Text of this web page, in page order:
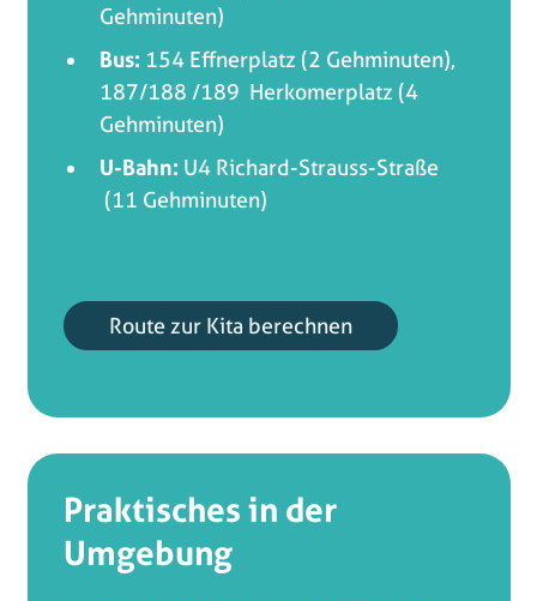
Gehminuten)
Bus: 154 Effnerplatz (2 Gehminuten),
187/188 /189 Herkomerplatz (4
Gehminuten)
U-Bahn: U4 Richard-Strauss-Straße
(11 Gehminuten)
Route zur Kita berechnen
Praktisches in der
Umgebung